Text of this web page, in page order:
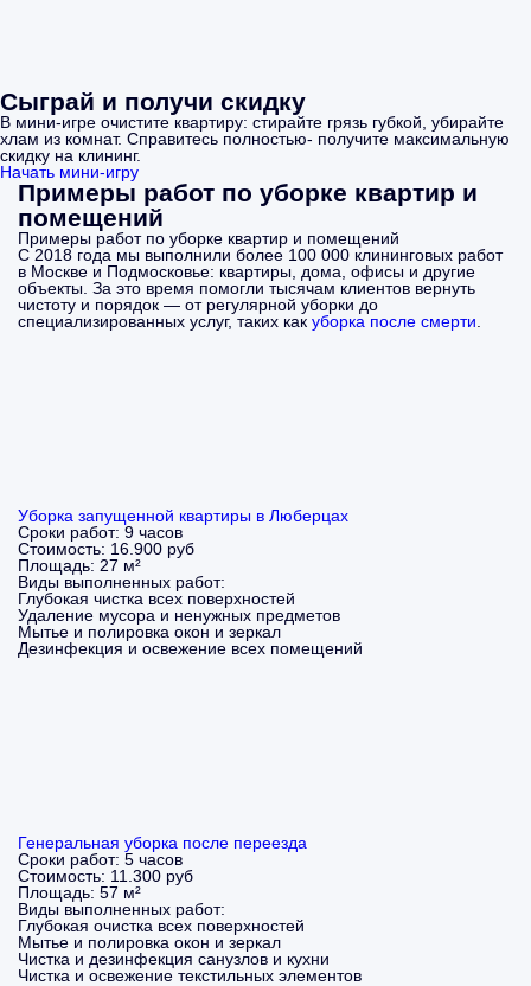
Сыграй и получи скидку
В мини-игре очистите квартиру: стирайте грязь губкой, убирайте
хлам из комнат. Справитесь полностью- получите максимальную
скидку на клининг.
Начать мини-игру
Примеры работ по уборке квартир и
помещений
Примеры работ по уборке квартир и помещений
С 2018 года мы выполнили более 100 000 клининговых работ
в Москве и Подмосковье: квартиры, дома, офисы и другие
объекты. За это время помогли тысячам клиентов вернуть
чистоту и порядок — от регулярной уборки до
специализированных услуг, таких как уборка после смерти
Уборка запущенной квартиры в Люберцах
Сроки работ: 9 часов
Стоимость: 16.900 руб
Площадь: 27 м²
Виды выполненных работ:
Глубокая чистка всех поверхностей
Удаление мусора и ненужных предметов
Мытье и полировка окон и зеркал
Дезинфекция и освежение всех помещений
Генеральная уборка после переезда
Сроки работ: 5 часов
Стоимость: 11.300 руб
Площадь: 57 м²
Виды выполненных работ:
Глубокая очистка всех поверхностей
Мытье и полировка окон и зеркал
Чистка и дезинфекция санузлов и кухни
Чистка и освежение текстильных элементов